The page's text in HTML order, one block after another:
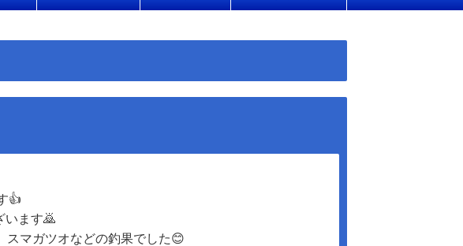
👍
います🙇
スマガツオなどの釣果でした😊